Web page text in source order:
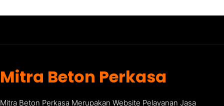
Mitra Beton Perkasa
Mitra Beton Perkasa Merupakan Website Pelayanan Jasa